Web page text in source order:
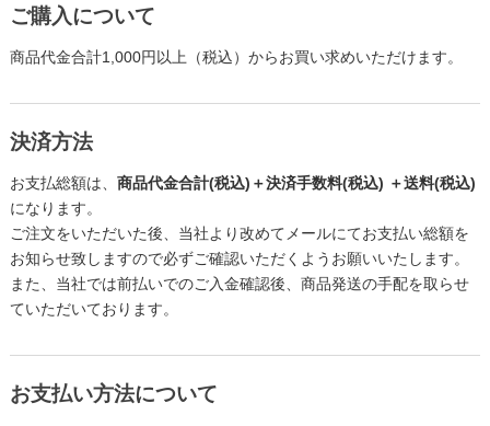
ご購入について
商品代金合計1,000円以上（税込）からお買い求めいただけます。
決済方法
お支払総額は、 商品代金合計(税込)＋決済手数料(税込) ＋送料(税込)
になります。
ご注文をいただいた後、当社より改めてメールにてお支払い総額を
お知らせ致しますので必ずご確認いただくようお願いいたします。
また、当社では前払いでのご入金確認後、商品発送の手配を取らせ
ていただいております。
お支払い方法について